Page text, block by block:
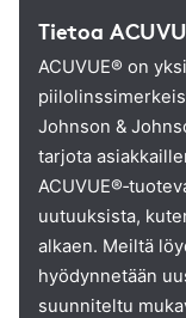
Tietoa
ACUVUE® on
Johnson &
tarjota
uutuuksista,
alkaen. Meiltä
hyödynnetään
suunniteltu